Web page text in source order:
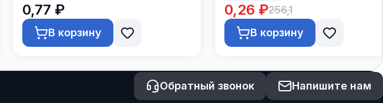
0,77 ₽
В корзину
0,26 ₽256,1
В корзину
Обратный звонок Напишите нам